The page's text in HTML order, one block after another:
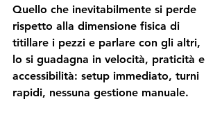
Quello che inevitabilmente si perde
rispetto alla dimensione fisica di
titillare i pezzi e parlare con gli altri,
lo si guadagna in velocità, praticità e
accessibilità: setup immediato, turni
rapidi, nessuna gestione manuale.